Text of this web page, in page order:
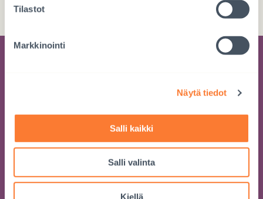
Tilastot
Markkinointi
Näytä tiedot
Salli kaikki
Salli valinta
Kiellä
Saat tietoa työstämme suoraan sähköpostiisi
muutaman kerran vuodessa